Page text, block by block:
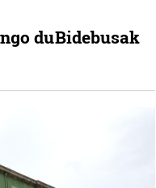
du Bidebusak